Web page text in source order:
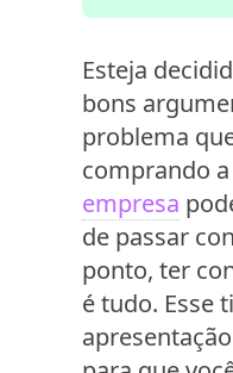
Esteja
bons
problema
comprando
empresa
de passar
ponto, ter
é tudo. Esse